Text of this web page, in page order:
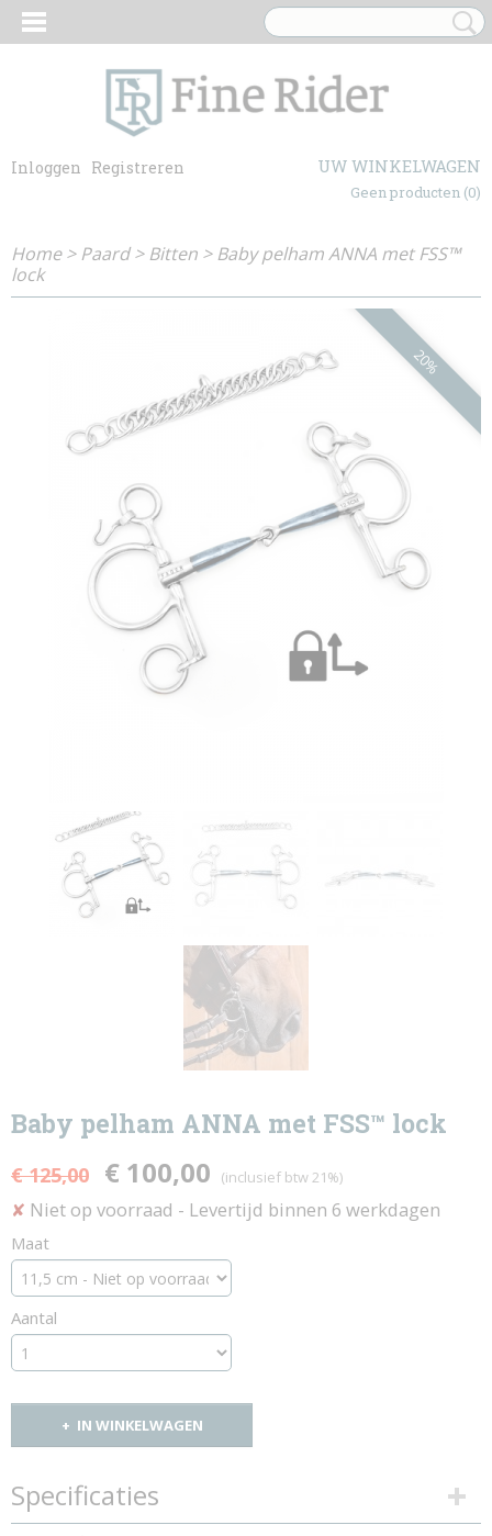
Inloggen Registreren UW WINKELWAGEN
Geen producten (0)
Home>Paard>Bitten >Baby pelham ANNA met FSS™
lock
20%
Baby pelham ANNA met FSS™ lock
€ 125,00 € 100,00 (inclusief btw 21%)
✘ Niet op voorraad - Levertijd binnen 6 werkdagen
Maat
Aantal
IN WINKELWAGEN
Specificaties